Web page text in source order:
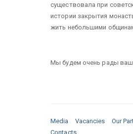
существовала при
истории закрытия
жить небольшими
Мы будем очень рады
Media Vacancies Our
Contacts